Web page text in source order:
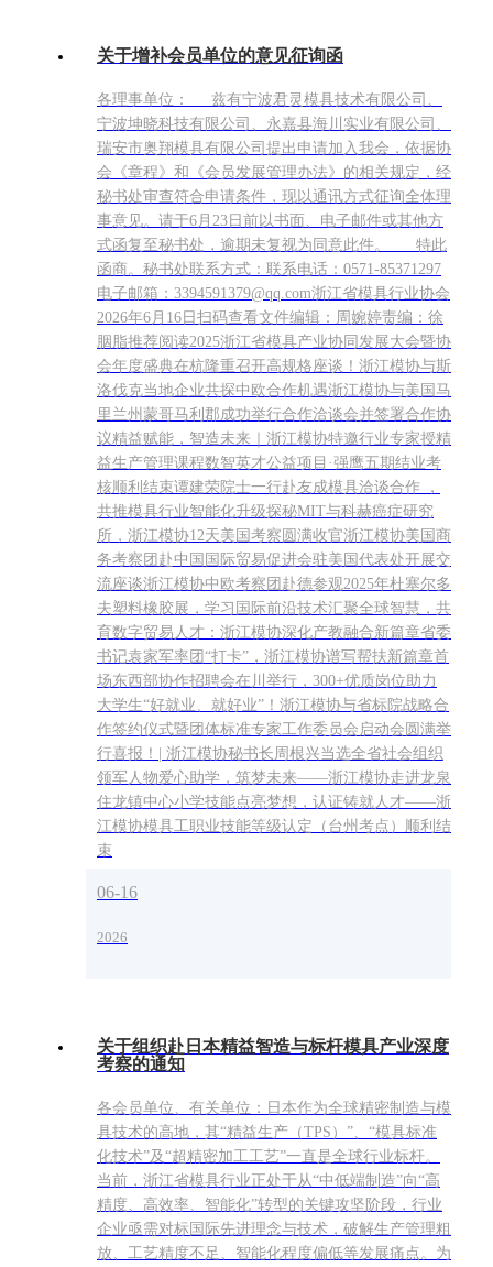
关于增补会员单位的意见征询函
各理事单位： 兹有宁波君灵模具技术有限公司、
宁波坤晓科技有限公司、永嘉县海川实业有限公司、
瑞安市奥翔模具有限公司提出申请加入我会，依据协
会《章程》和《会员发展管理办法》的相关规定，经
秘书处审查符合申请条件，现以通讯方式征询全体理
事意见。请于6月23日前以书面、电子邮件或其他方
式函复至秘书处，逾期未复视为同意此件。 特此
函商。秘书处联系方式：联系电话：0571-85371297
电子邮箱：3394591379@qq.com浙江省模具行业协会
2026年6月16日扫码查看文件编辑：周婉婷责编：徐
胭脂推荐阅读2025浙江省模具产业协同发展大会暨协
会年度盛典在杭隆重召开高规格座谈！浙江模协与斯
洛伐克当地企业共探中欧合作机遇浙江模协与美国马
里兰州蒙哥马利郡成功举行合作洽谈会并签署合作协
议精益赋能，智造未来｜浙江模协特邀行业专家授精
益生产管理课程数智英才公益项目·强鹰五期结业考
核顺利结束谭建荣院士一行赴友成模具洽谈合作 ，
共推模具行业智能化升级探秘MIT与科赫癌症研究
所，浙江模协12天美国考察圆满收官浙江模协美国商
务考察团赴中国国际贸易促进会驻美国代表处开展交
流座谈浙江模协中欧考察团赴德参观2025年杜塞尔多
夫塑料橡胶展，学习国际前沿技术汇聚全球智慧，共
育数字贸易人才：浙江模协深化产教融合新篇章省委
书记袁家军率团“打卡”，浙江模协谱写帮扶新篇章首
场东西部协作招聘会在川举行，300+优质岗位助力
大学生“好就业、就好业”！浙江模协与省标院战略合
作签约仪式暨团体标准专家工作委员会启动会圆满举
行喜报！| 浙江模协秘书长周根兴当选全省社会组织
领军人物爱心助学，筑梦未来——浙江模协走进龙泉
住龙镇中心小学技能点亮梦想，认证铸就人才——浙
江模协模具工职业技能等级认定（台州考点）顺利结
束
06-16
2026
关于组织赴日本精益智造与标杆模具产业深度
考察的通知
各会员单位、有关单位：日本作为全球精密制造与模
具技术的高地，其“精益生产（TPS）”、“模具标准
化技术”及“超精密加工工艺”一直是全球行业标杆。
当前，浙江省模具行业正处于从“中低端制造”向“高
精度、高效率、智能化”转型的关键攻坚阶段，行业
企业亟需对标国际先进理念与技术，破解生产管理粗
放、工艺精度不足、智能化程度偏低等发展痛点。为